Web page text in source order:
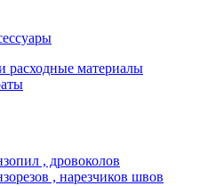
расходные материалы
, дровоколов
, нарезчиков швов